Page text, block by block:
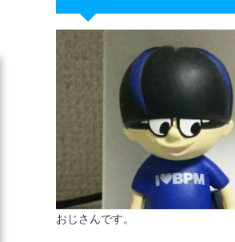
おじさんです。